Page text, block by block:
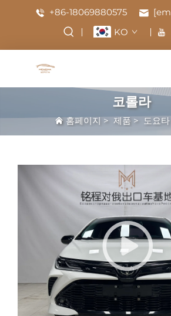
+86-18069880575
KO
코롤라
홈페이지 > 제품 > 도요타